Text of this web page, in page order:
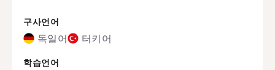
구사언어
독일어 터키어
학습언어